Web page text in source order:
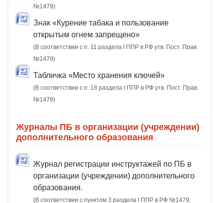
№1479)
Знак «Курение табака и пользование
открытым огнем запрещено»
(В соответствии с п. 11 раздела I ППР в РФ утв. Пост. Прав.
№1479)
Табличка «Место хранения ключей»
(В соответствии с п. 18 раздела I ППР в РФ утв. Пост. Прав.
№1479)
Журналы ПБ в организации (учреждении)
дополнительного образования
Журнал регистрации инструктажей по ПБ в
организации (учреждении) дополнительного
образования.
(В соответствии с пунктом 3 раздела I ППР в РФ №1479,